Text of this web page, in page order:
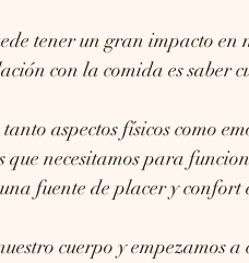
tener un gran impacto en
con la comida es saber
aspectos físicos como
que necesitamos para
fuente de placer y confort
cuerpo y empezamos a